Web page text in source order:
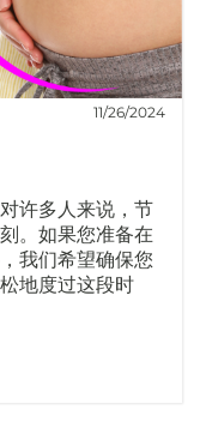
11/26/2024
许多人来说，节
。如果您准备在
我们希望确保您
地度过这段时